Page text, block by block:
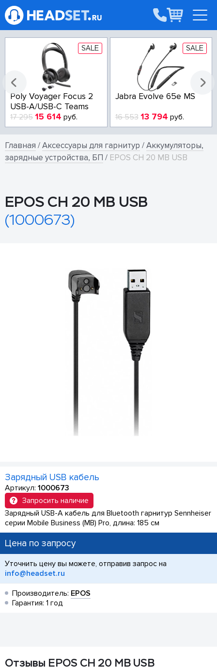
SALE
Poly Voyager Focus 2
USB-A/USB-C Teams
17 295 15 614 руб.
SALE
Jabra Evolve 65e MS
16 553 13 794 руб.
Главная /Аксессуары для гарнитур /Аккумуляторы,
зарядные устройства, БП / EPOS CH 20 MB USB
EPOS CH 20 MB USB
(1000673)
Зарядный USB кабель
Артикул: 1000673
Запросить наличие
Зарядный USB-A кабель для Bluetooth гарнитур Sennheiser
серии Mobile Business (MB) Pro, длина: 185 см
Цена по запросу
Уточнить цену вы можете, отправив запрос на
info@headset.ru
Производитель: EPOS
Гарантия: 1 год
Отзывы EPOS CH 20 MB USB